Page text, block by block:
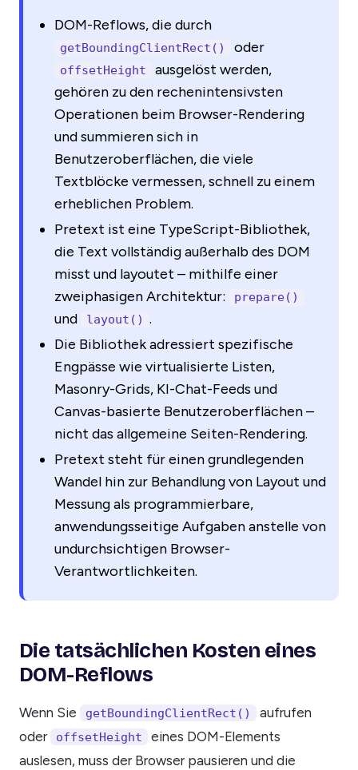
DOM-Reflows, die durch
getBoundingClientRect() oder
offsetHeight
ausgelöst werden,
gehören zu den rechenintensivsten
Operationen beim Browser-Rendering
und summieren sich in
Benutzeroberflächen, die viele
Textblöcke vermessen, schnell zu einem
erheblichen Problem.
Pretext ist eine TypeScript-Bibliothek,
die Text vollständig außerhalb des DOM
misst und layoutet – mithilfe einer
zweiphasigen Architektur:
prepare()
und layout() .
Die Bibliothek adressiert spezifische
Engpässe wie virtualisierte Listen,
Masonry-Grids, KI-Chat-Feeds und
Canvas-basierte Benutzeroberflächen –
nicht das allgemeine Seiten-Rendering.
Pretext steht für einen grundlegenden
Wandel hin zur Behandlung von Layout und
Messung als programmierbare,
anwendungsseitige Aufgaben anstelle von
undurchsichtigen Browser-
Verantwortlichkeiten.
Die tatsächlichen Kosten eines
DOM-Reflows
Wenn Sie getBoundingClientRect()
aufrufen
oder
offsetHeight
eines DOM-Elements
auslesen, muss der Browser pausieren und die